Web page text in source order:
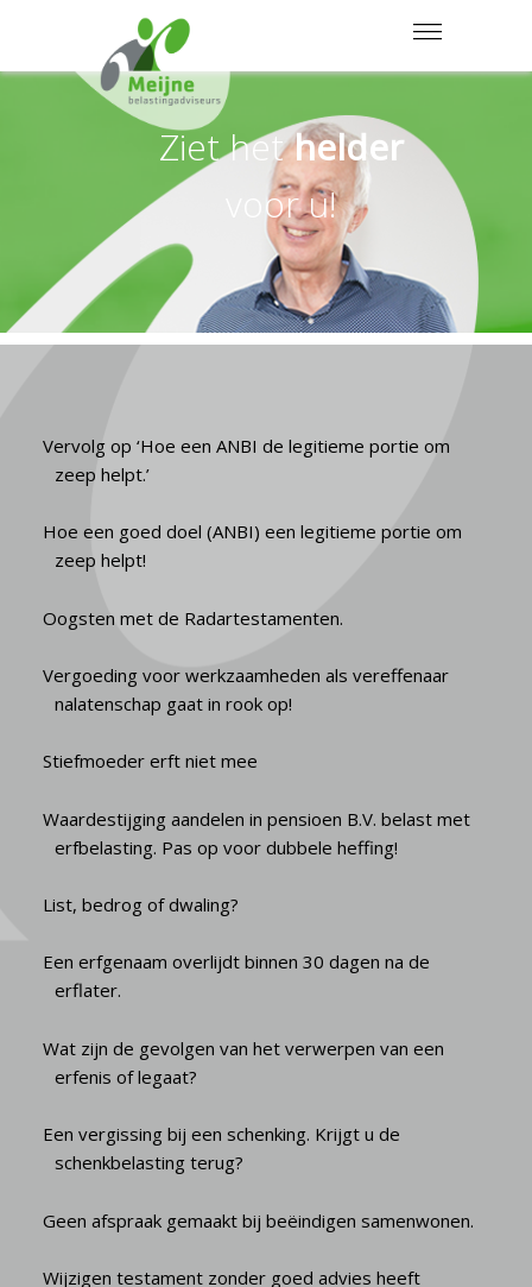
MENU
Ziet hethelder
voor u!
Vervolg op ‘Hoe een ANBI de legitieme portie om
zeep helpt.’
Hoe een goed doel (ANBI) een legitieme portie om
zeep helpt!
Oogsten met de Radartestamenten.
Vergoeding voor werkzaamheden als vereffenaar
nalatenschap gaat in rook op!
Stiefmoeder erft niet mee
Waardestijging aandelen in pensioen B.V. belast met
erfbelasting. Pas op voor dubbele heffing!
List, bedrog of dwaling?
Een erfgenaam overlijdt binnen 30 dagen na de
erflater.
Wat zijn de gevolgen van het verwerpen van een
erfenis of legaat?
Een vergissing bij een schenking. Krijgt u de
schenkbelasting terug?
Geen afspraak gemaakt bij beëindigen samenwonen.
Wijzigen testament zonder goed advies heeft